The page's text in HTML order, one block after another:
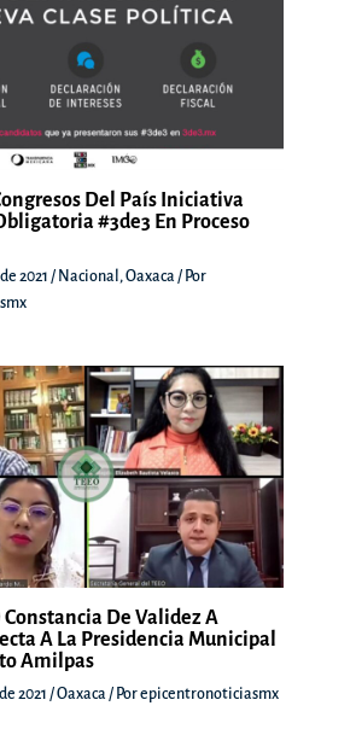
Del País Iniciativa
#3de3 En Proceso
2021 / Nacional , Oaxaca / Por
Constancia De Validez A
A La Presidencia Municipal
Amilpas
2021 /Oaxaca / Porepicentronoticiasmx